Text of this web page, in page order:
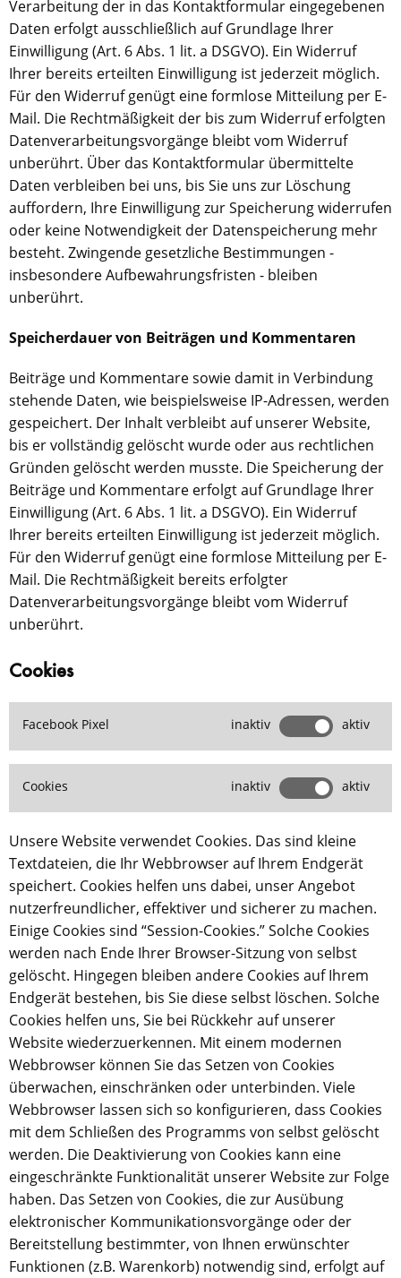
Verarbeitung der in das Kontaktformular eingegebenen
Daten erfolgt ausschließlich auf Grundlage Ihrer
Einwilligung (Art. 6 Abs. 1 lit. a DSGVO). Ein Widerruf
Ihrer bereits erteilten Einwilligung ist jederzeit möglich.
Für den Widerruf genügt eine formlose Mitteilung per E-
Mail. Die Rechtmäßigkeit der bis zum Widerruf erfolgten
Datenverarbeitungsvorgänge bleibt vom Widerruf
unberührt. Über das Kontaktformular übermittelte
Daten verbleiben bei uns, bis Sie uns zur Löschung
auffordern, Ihre Einwilligung zur Speicherung widerrufen
oder keine Notwendigkeit der Datenspeicherung mehr
besteht. Zwingende gesetzliche Bestimmungen -
insbesondere Aufbewahrungsfristen - bleiben
unberührt.
Speicherdauer von Beiträgen und Kommentaren
Beiträge und Kommentare sowie damit in Verbindung
stehende Daten, wie beispielsweise IP-Adressen, werden
gespeichert. Der Inhalt verbleibt auf unserer Website,
bis er vollständig gelöscht wurde oder aus rechtlichen
Gründen gelöscht werden musste. Die Speicherung der
Beiträge und Kommentare erfolgt auf Grundlage Ihrer
Einwilligung (Art. 6 Abs. 1 lit. a DSGVO). Ein Widerruf
Ihrer bereits erteilten Einwilligung ist jederzeit möglich.
Für den Widerruf genügt eine formlose Mitteilung per E-
Mail. Die Rechtmäßigkeit bereits erfolgter
Datenverarbeitungsvorgänge bleibt vom Widerruf
unberührt.
Cookies
Facebook Pixel inaktiv aktiv
Cookies inaktiv aktiv
Unsere Website verwendet Cookies. Das sind kleine
Textdateien, die Ihr Webbrowser auf Ihrem Endgerät
speichert. Cookies helfen uns dabei, unser Angebot
nutzerfreundlicher, effektiver und sicherer zu machen.
Einige Cookies sind “Session-Cookies.” Solche Cookies
werden nach Ende Ihrer Browser-Sitzung von selbst
gelöscht. Hingegen bleiben andere Cookies auf Ihrem
Endgerät bestehen, bis Sie diese selbst löschen. Solche
Cookies helfen uns, Sie bei Rückkehr auf unserer
Website wiederzuerkennen. Mit einem modernen
Webbrowser können Sie das Setzen von Cookies
überwachen, einschränken oder unterbinden. Viele
Webbrowser lassen sich so konfigurieren, dass Cookies
mit dem Schließen des Programms von selbst gelöscht
werden. Die Deaktivierung von Cookies kann eine
eingeschränkte Funktionalität unserer Website zur Folge
haben. Das Setzen von Cookies, die zur Ausübung
elektronischer Kommunikationsvorgänge oder der
Bereitstellung bestimmter, von Ihnen erwünschter
Funktionen (z.B. Warenkorb) notwendig sind, erfolgt auf